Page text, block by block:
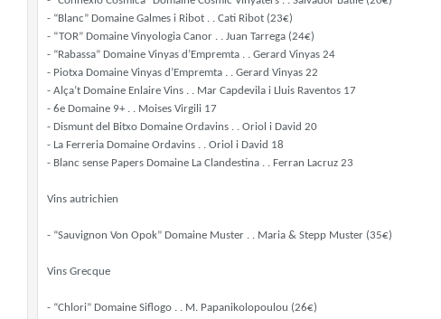
- “Blanc” Domaine Galmes i Ribot . . Cati Ribot (23€)
- “TOR” Domaine Vinyologia Canor . . Juan Tarrega (24€)
- “Rabassa” Domaine Vinyas d’Empremta . . Gerard Vinyas 24
- Piotxa Domaine Vinyas d’Empremta . . Gerard Vinyas 22
- Alça’t Domaine Enlaire Vins . . Mar Capdevila i Lluis Raventos 17
- 6e Domaine 9+ . . Moises Virgili 17
- Dismunt del Bitxo Domaine Ordavins . . Oriol i David 20
- La Ferreria Domaine Ordavins . . Oriol i David 18
- Blanc sense Papers Domaine La Clandestina . . Ferran Lacruz 23
Vins autrichien
- “Sauvignon Von Opok” Domaine Muster . . Maria & Stepp Muster (35€)
Vins Grecque
- “Chlori” Domaine Siflogo . . M. Papanikolopoulou (26€)